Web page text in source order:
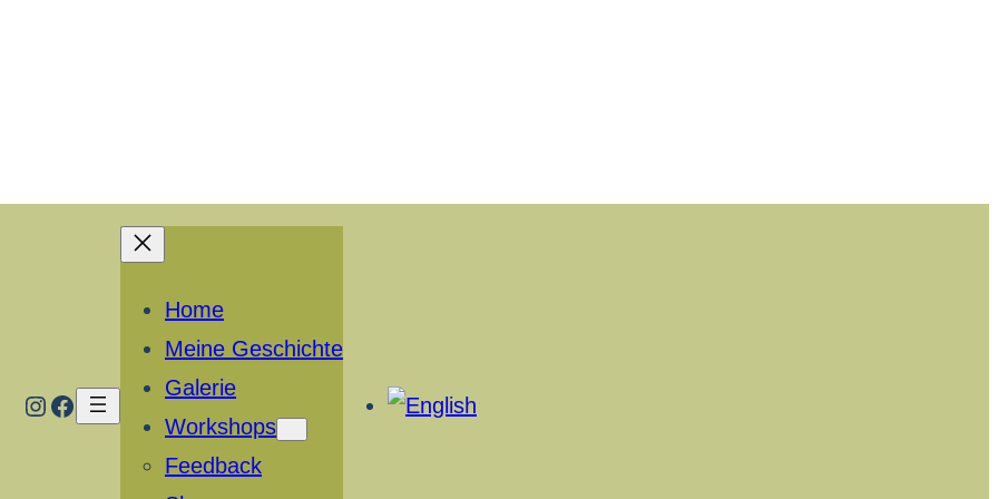
Instagram
Facebook
Home
Meine Geschichte
Galerie
Workshops
Feedback